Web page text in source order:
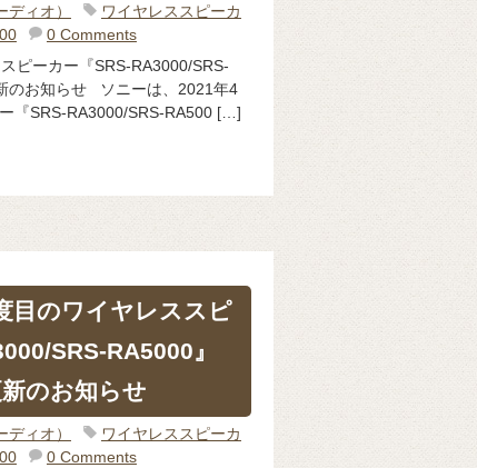
ィオ）
ワイヤレススピーカ
0 Comments
ピーカー『SRS-RA3000/SRS-
のお知らせ ソニーは、2021年4
『SRS-RA3000/SRS-RA500 […]
目のワイヤレススピ
SRS-RA5000』
のお知らせ
ィオ）
ワイヤレススピーカ
0 Comments